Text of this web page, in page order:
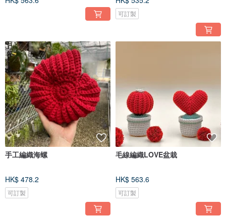
可訂製
手工編織海螺
HK$ 478.2
可訂製
毛線編織LOVE盆栽
HK$ 563.6
可訂製